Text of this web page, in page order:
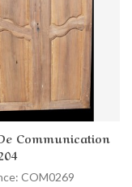
Communication
COM0269